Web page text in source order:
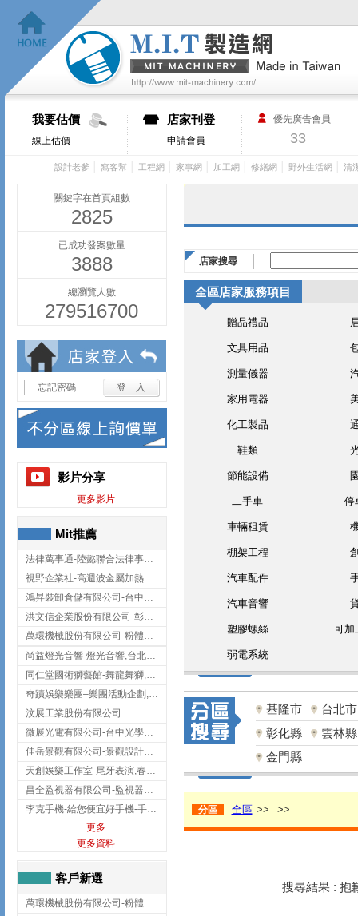
我要估價
線上估價
店家刊登
申請會員
優先廣告會員
33
設計老爹 窩客幫 工程網 家事網 加工網 修繕網 野外生活網 清
關鍵字在首頁組數
2825
已成功發案數量
3888
總瀏覽人數
279516700
忘記密碼
影片分享
更多影片
Mit推薦
法律萬事通-陸懿聯合法律事務所
視野企業社-高週波金屬加熱設備,彰化高週波金屬加熱設備
鴻昇裝卸倉儲有限公司-台中貨櫃裝卸
洪文信企業股份有限公司-彰化鋅合金鑄造,彰化五金加工,彰化五金配件
萬環機械股份有限公司-粉體塗裝設備,輸送機,輸送機設備,台南輸送機
尚益燈光音響-燈光音響,台北燈光音響,台北燈光音響出租
同仁堂國術獅藝館-舞龍舞獅,台中舞龍舞獅
奇蹟娛樂樂團–樂團活動企劃,台中樂團表演,台中婚禮樂團
汶展工業股份有限公司
微展光電有限公司-台中光學鍍膜,optical filter taiwan,台灣光學鍍膜
佳岳景觀有限公司-景觀設計公司,台北景觀設計,台北景觀工程,中山區景觀設計
天創娛樂工作室-尾牙表演,春酒表演,板橋尾牙表演
昌全監視器有限公司-監視器安裝,高雄監視器安裝,鳳山區監視器安裝
李克手機-給您便宜好手機-手機收購,屏東手機收購
更多
更多資料
客戶新選
萬環機械股份有限公司-粉體塗裝設備,輸送機,輸送機設備,台南輸送機
店家搜尋
全區店家服務項目
贈品禮品
文具用品
測量儀器
家用電器
化工製品
鞋類
節能設備
二手車 停
車輛租賃
棚架工程
汽車配件
汽車音響
塑膠螺絲 可加
弱電系統
基隆市
台北市
彰化縣
雲林縣
金門縣
分區 全區 >> >>
搜尋結果 : 抱